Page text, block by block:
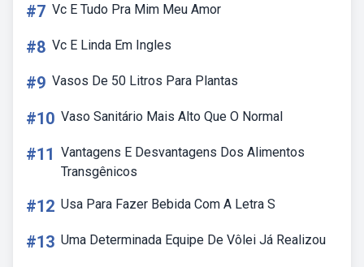
#7 Vc E Tudo Pra Mim Meu Amor
#8 Vc E Linda Em Ingles
#9 Vasos De 50 Litros Para Plantas
#10 Vaso Sanitário Mais Alto Que O Normal
#11 Vantagens E Desvantagens Dos Alimentos
Transgênicos
#12 Usa Para Fazer Bebida Com A Letra S
#13 Uma Determinada Equipe De Vôlei Já Realizou